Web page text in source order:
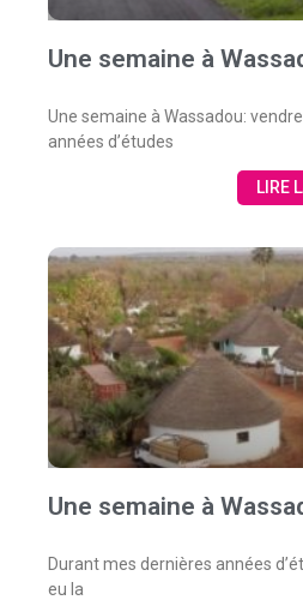
Une semaine à
Une semaine à Wassadou:
années d’études
LIRE
Une semaine à
Durant mes dernières années
eu la